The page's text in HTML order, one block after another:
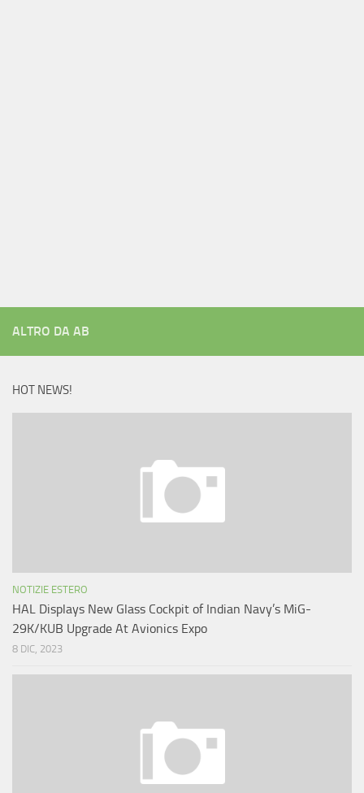
ALTRO DA AB
HOT NEWS!
NOTIZIE ESTERO
HAL Displays New Glass Cockpit of Indian Navy’s MiG-
29K/KUB Upgrade At Avionics Expo
8 DIC, 2023